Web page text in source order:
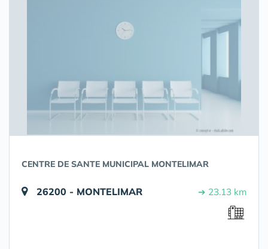
CENTRE DE SANTE MUNICIPAL MONTELIMAR
26200 - MONTELIMAR ➔ 23.13 km